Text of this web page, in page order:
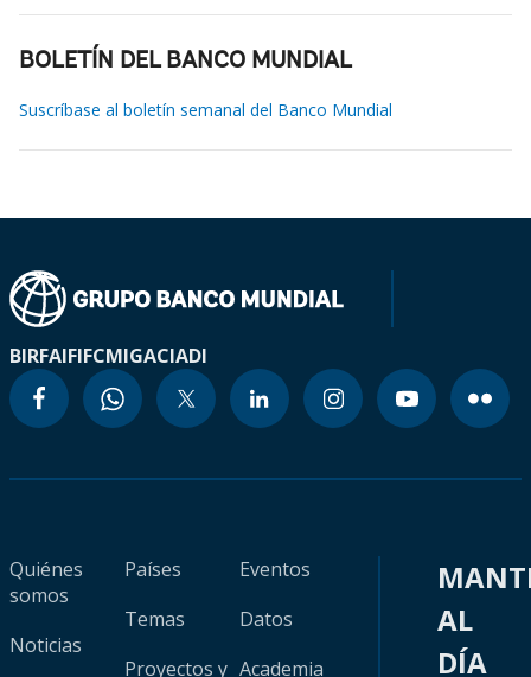
BOLETÍN DEL BANCO MUNDIAL
Suscríbase al boletín semanal del Banco Mundial
BIRFAIFIFCMIGACIADI
Quiénes
somos
Noticias
Países
Temas
Proyectos y
Eventos
Datos
Academia
AL
DÍA